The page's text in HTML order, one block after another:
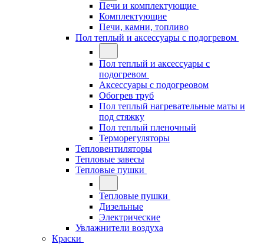
Печи и комплектующие
Комплектующие
Печи, камни, топливо
Пол теплый и аксессуары с подогревом
Пол теплый и аксессуары с
подогревом
Аксессуары с подогреовом
Обогрев труб
Пол теплый нагревательные маты и
под стяжку
Пол теплый пленочный
Терморегуляторы
Тепловентиляторы
Тепловые завесы
Тепловые пушки
Тепловые пушки
Дизельные
Электрические
Увлажнители воздуха
Краски